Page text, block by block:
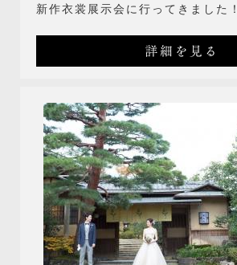
新作衣裳展示会に行ってきました！